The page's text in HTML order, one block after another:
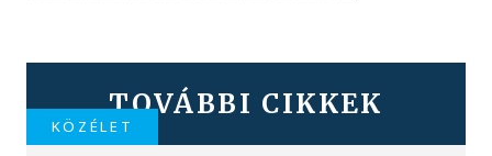
TOVÁBBI CIKKEK
KÖZÉLET